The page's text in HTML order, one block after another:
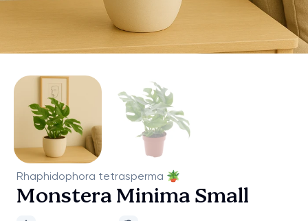
Rhaphidophora tetrasperma 🪴
Monstera Minima Small